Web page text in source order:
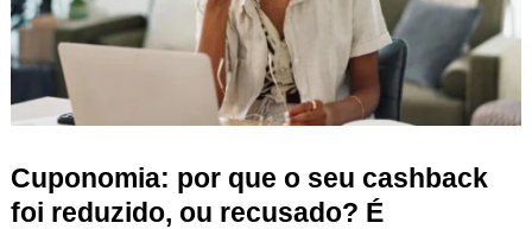
Cuponomia: por que o seu cashback
foi reduzido, ou recusado? É